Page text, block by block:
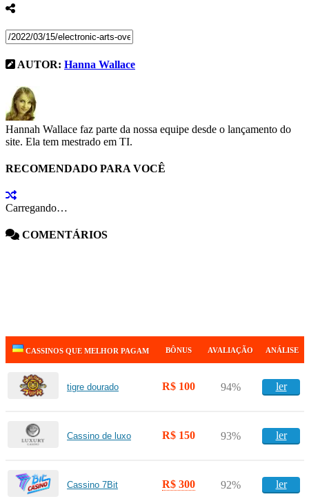
AUTOR: Hanna Wallace
Hannah Wallace faz parte da nossa equipe desde o lançamento do
site. Ela tem mestrado em TI.
RECOMENDADO PARA VOCÊ
Carregando…
COMENTÁRIOS
CASSINOS QUE MELHOR PAGAM BÔNUS AVALIAÇÃO ANÁLISE
tigre dourado R$ 100 94% ler
Cassino de luxo R$ 150 93% ler
Cassino 7Bit R$ 300 92% ler